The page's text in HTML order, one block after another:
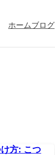
ホームブログ
方: こつ